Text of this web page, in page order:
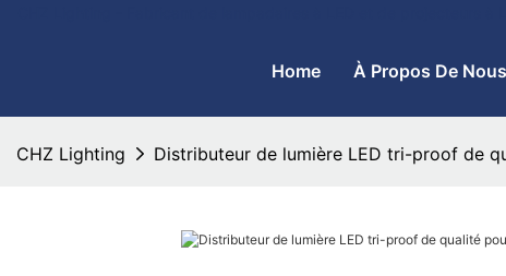
Home À Propos De Nous
CHZ Lighting Distributeur de lumière LED tri-proof de